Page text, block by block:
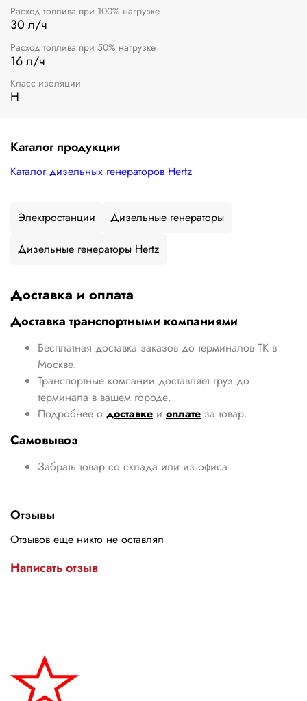
Расход топлива при 100% нагрузке
30 л/ч
Расход топлива при 50% нагрузке
16 л/ч
Класс изоляции
H
Каталог продукции
Каталог дизельных генераторов Hertz
Электростанции
Дизельные генераторы
Дизельные генераторы Hertz
Доставка и оплата
Доставка транспортными компаниями
Бесплатная доставка заказов до терминалов ТК в
Москве.
Транспортные компании доставляет груз до
терминала в вашем городе.
Подробнее о доставке и оплате за товар.
Самовывоз
Забрать товар со склада или из офиса
Отзывы
Отзывов еще никто не оставлял
Написать отзыв